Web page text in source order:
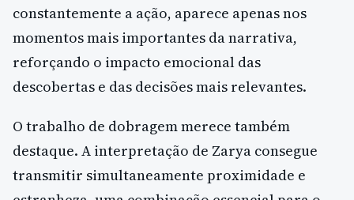
constantemente a ação, aparece apenas nos
momentos mais importantes da narrativa,
reforçando o impacto emocional das
descobertas e das decisões mais relevantes.
O trabalho de dobragem merece também
destaque. A interpretação de Zarya consegue
transmitir simultaneamente proximidade e